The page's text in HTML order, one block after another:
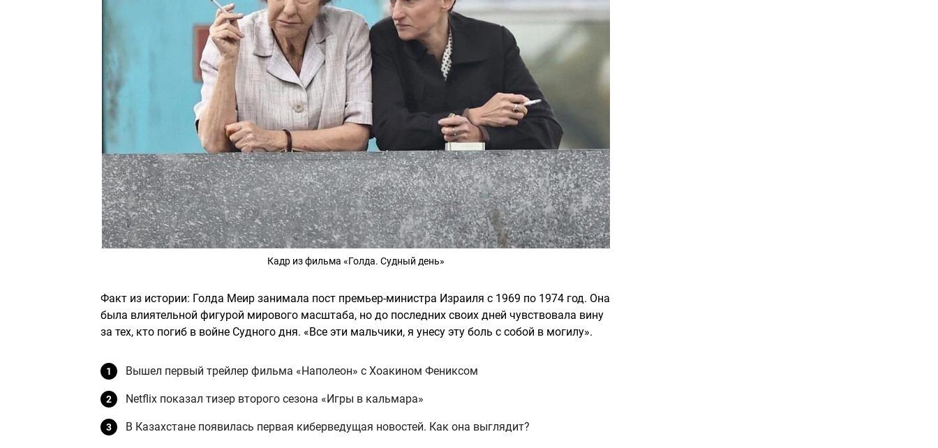
Кадр из фильма «Голда. Судный день»
Факт из истории: Голда Меир занимала пост премьер-министра Израиля с 1969 по 1974 год. Она
была влиятельной фигурой мирового масштаба, но до последних своих дней чувствовала вину
за тех, кто погиб в войне Судного дня. «Все эти мальчики, я унесу эту боль с собой в могилу».
Вышел первый трейлер фильма «Наполеон» с Хоакином Фениксом
Netflix показал тизер второго сезона «Игры в кальмара»
В Казахстане появилась первая киберведущая новостей. Как она выглядит?